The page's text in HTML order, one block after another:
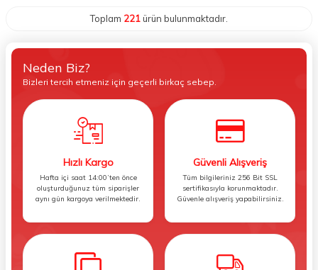
Toplam 221ürün bulunmaktadır.
Neden Biz?
Bizleri tercih etmeniz için geçerli birkaç sebep.
Hızlı Kargo
Hafta içi saat 14:00’ten önce
oluşturduğunuz tüm siparişler
aynı gün kargoya verilmektedir.
Güvenli Alışveriş
Tüm bilgileriniz 256 Bit SSL
sertifikasıyla korunmaktadır.
Güvenle alışveriş yapabilirsiniz.